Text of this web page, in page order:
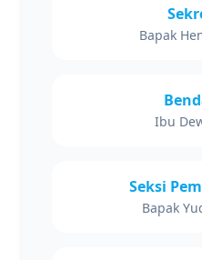
Bapak
Ibu
Seksi
Bapak